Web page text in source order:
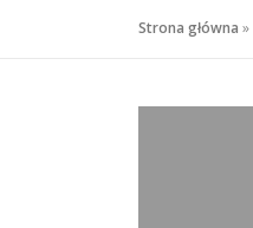
Strona główna »